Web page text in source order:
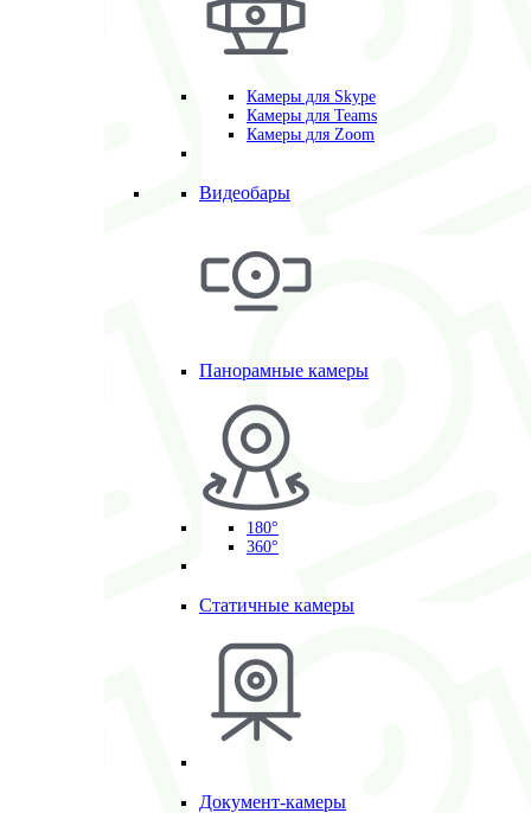
Камеры для Skype
Камеры для Teams
Камеры для Zoom
Видеобары
Панорамные камеры
180°
360°
Статичные камеры
Документ-камеры